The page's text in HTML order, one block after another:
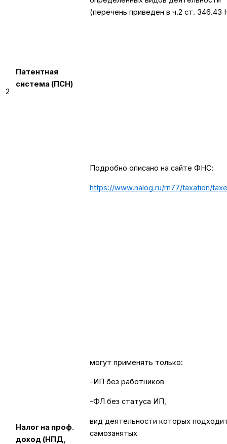
2
Патентная
система (ПСН)
(перечень приведен в ч.2 ст.
Подробно описано на сайте ФНС:
https://www.nalog.ru/rn77/taxation/
Налог на проф.
доход (НПД,
могут применять только:
-ИП без работников
-ФЛ без статуса ИП,
вид деятельности которых
самозанятых